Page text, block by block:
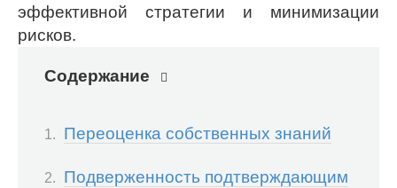
эффективной стратегии и минимизации
рисков.
Содержание
Переоценка собственных знаний
Подверженность подтверждающим